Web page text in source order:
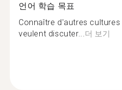
언어 학습 목표
Connaître d'autres
veulent discuter...더 보기